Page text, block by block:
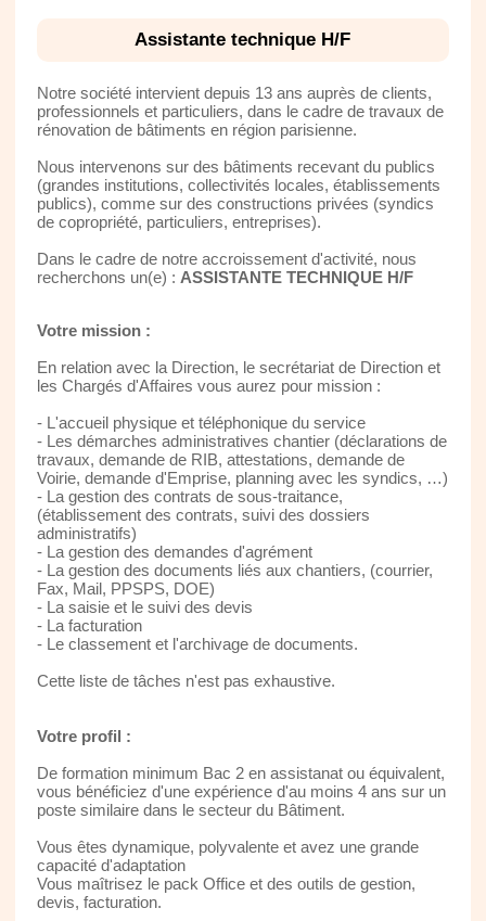
Assistante technique H/F
Notre société intervient depuis 13 ans auprès de clients,
professionnels et particuliers, dans le cadre de travaux de
rénovation de bâtiments en région parisienne.
Nous intervenons sur des bâtiments recevant du publics
(grandes institutions, collectivités locales, établissements
publics), comme sur des constructions privées (syndics
de copropriété, particuliers, entreprises).
Dans le cadre de notre accroissement d'activité, nous
recherchons un(e) : ASSISTANTE TECHNIQUE H/F
Votre mission :
En relation avec la Direction, le secrétariat de Direction et
les Chargés d'Affaires vous aurez pour mission :
- L'accueil physique et téléphonique du service
- Les démarches administratives chantier (déclarations de
travaux, demande de RIB, attestations, demande de
Voirie, demande d'Emprise, planning avec les syndics, …)
- La gestion des contrats de sous-traitance,
(établissement des contrats, suivi des dossiers
administratifs)
- La gestion des demandes d'agrément
- La gestion des documents liés aux chantiers, (courrier,
Fax, Mail, PPSPS, DOE)
- La saisie et le suivi des devis
- La facturation
- Le classement et l'archivage de documents.
Cette liste de tâches n'est pas exhaustive.
Votre profil :
De formation minimum Bac 2 en assistanat ou équivalent,
vous bénéficiez d'une expérience d'au moins 4 ans sur un
poste similaire dans le secteur du Bâtiment.
Vous êtes dynamique, polyvalente et avez une grande
capacité d'adaptation
Vous maîtrisez le pack Office et des outils de gestion,
devis, facturation.